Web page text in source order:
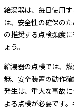
給湯器は、毎日使用
は、安全性の確保の
の推奨する点検頻度
ょう。
給湯器の点検では、
無、安全装置の動作
発生は、重大な事故
よる点検が必要です